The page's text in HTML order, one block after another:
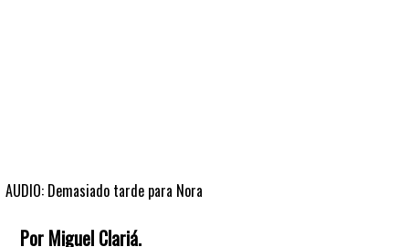
AUDIO: Demasiado tarde para Nora
Por Miguel Clariá.